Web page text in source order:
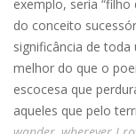
exemplo, seria
do conceito
significância de
melhor do que o
escocesa que
aqueles que pelo